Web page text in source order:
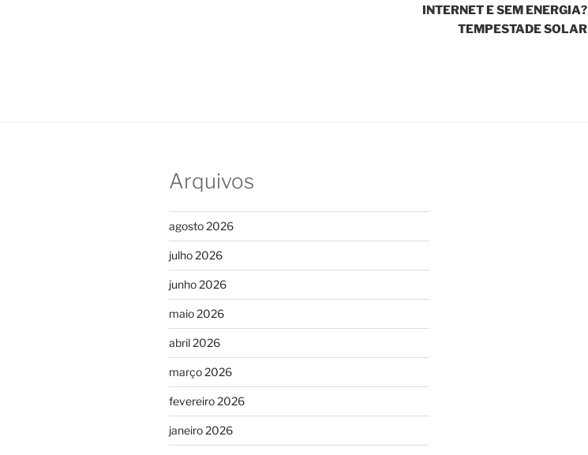
INTERNET E SEM ENERGIA?
TEMPESTADE SOLAR
Arquivos
agosto 2026
julho 2026
junho 2026
maio 2026
abril 2026
março 2026
fevereiro 2026
janeiro 2026